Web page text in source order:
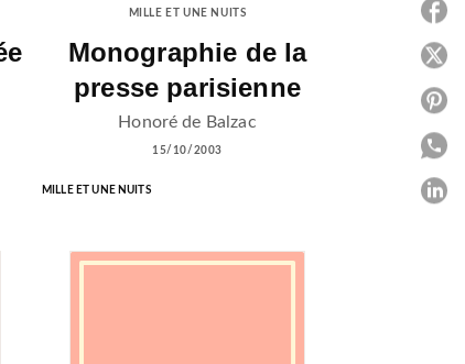
MILLE ET UNE NUITS
Monographie de la
presse parisienne
Honoré de Balzac
15/10/2003
MILLE ET UNE NUITS